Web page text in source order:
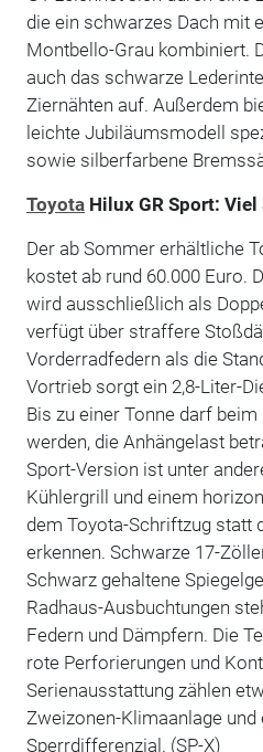
die ein schwarzes Dach mit
Montbello-Grau kombiniert.
auch das schwarze
Ziernähten auf. Außerdem
leichte Jubiläumsmodell
sowie silberfarbene
ToyotaHilux GR Sport: Viel
Der ab Sommer erhältliche
kostet ab rund 60.000 Euro.
wird ausschließlich als
verfügt über straffere
Vorderradfedern als die
Vortrieb sorgt ein 2,8-Liter-
Bis zu einer Tonne darf beim
werden, die Anhängelast
Sport-Version ist unter
Kühlergrill und einem
dem Toyota-Schriftzug statt
erkennen. Schwarze 17-
Schwarz gehaltene
Radhaus-Ausbuchtungen
Federn und Dämpfern. Die
rote Perforierungen und
Serienausstattung zählen
Zweizonen-Klimaanlage
Sperrdifferenzial. (SP-X)